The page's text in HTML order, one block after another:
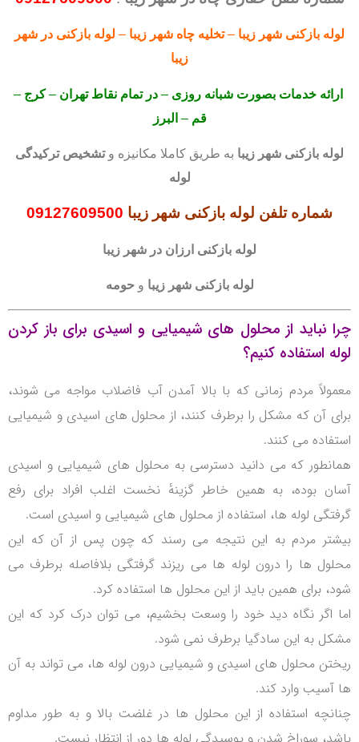
لوله بازکنی شهر زیبا –تخلیه چاه شهر زیبا – لوله بازکنی در شهر
زیبا
ارائه خدمات بصورت شبانه روزی – در تمام نقاط تهران –کرج –
قم – البرز
لوله بازکنی شهر زیبا به طریق کاملا مکانیزه وتشخیص ترکیدگی
لوله
شماره تلفن لوله بازکنی شهر زیبا 09127609500
لوله بازکنی ارزان در شهر زیبا
لوله بازکنی شهر زیبا و حومه
چرا نباید از محلول های شیمیایی و اسیدی برای باز کردن
لوله استفاده کنیم؟
معمولاً مردم زمانی که با بالا آمدن آب فاضلاب مواجه می شوند،
برای آن که مشکل را برطرف کنند، از محلول های اسیدی و شیمیایی
استفاده می کنند.
همانطور که می دانید دسترسی به محلول های شیمیایی و اسیدی
آسان بوده، به همین خاطر گزینهٔ نخست اغلب افراد برای رفع
گرفتگی لوله ها، استفاده از محلول های شیمیایی و اسیدی است.
بیشتر مردم به این نتیجه می رسند که چون پس از آن که این
محلول ها را درون لوله ها می ریزند گرفتگی بلافاصله برطرف می
شود، برای همین باید از این محلول ها استفاده کرد.
اما اگر نگاه دید خود را وسعت بخشیم، می توان درک کرد که این
مشکل به این سادگیا برطرف نمی شود.
ریختن محلول های اسیدی و شیمیایی درون لوله ها، می تواند به آن
ها آسیب وارد کند.
چنانچه استفاده از این محلول ها در غلضت بالا و به طور مداوم